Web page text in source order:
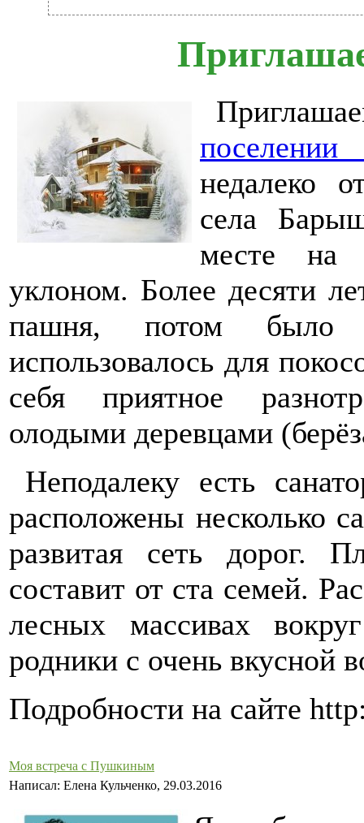
недалеко
села
месте
уклоном. Более десяти
пашня, потом было
использовалось для
себя приятное
олодыми деревцами
Неподалеку есть
расположены несколько
развитая сеть дорог.
составит от ста семей.
лесных массивах
родники с очень вкусной
Подробности на сайте
Моя встреча с Пушкиным
Написал: Елена Кульченко, 29.03.2016